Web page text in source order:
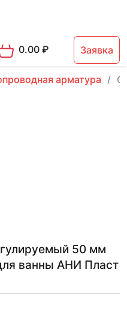
0.00₽ Заявка
арматура
50 мм
ванны АНИ Пласт